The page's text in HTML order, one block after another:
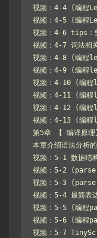
视频：4-4 (编程
视频：4-5 (编程
视频：4-6 tips：
视频：4-7 词法相
视频：4-8 (编程
视频：4-9 (编程
视频：4-10 (编
视频：4-11 (编
视频：4-12 (编
视频：4-13 (编
第5章 【 编译原
本章介绍语法分析
视频：5-1 数据结
视频：5-2
视频：5-3
视频：5-4 最简表
视频：5-5 (编程
视频：5-6 (编程
视频：5-7